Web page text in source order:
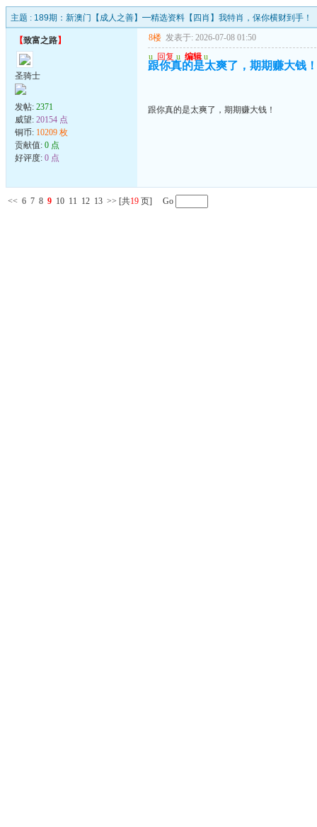
主题 : 189期：新澳门【成人之善】━精选资料【四肖】我特肖，保你横财到手！
【致富之路】
圣骑士
发帖: 2371
威望: 20154 点
铜币: 10209 枚
贡献值: 0 点
好评度: 0 点
8楼 发表于: 2026-07-08 01:50
u 回复 u 编辑 u
跟你真的是太爽了，期期赚大钱！
跟你真的是太爽了，期期赚大钱！
<< 6 7 8 9 10 11 12 13 >> [共19 页] Go